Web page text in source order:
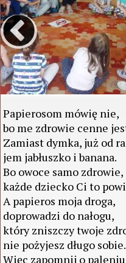
Papierosom mówię nie,
bo me zdrowie cenne
Zamiast dymka, już od
jem jabłuszko i banana.
Bo owoce samo zdrowie,
każde dziecko Ci to
A papieros moja droga,
doprowadzi do nałogu,
który zniszczy twoje
nie pożyjesz długo sobie.
Więc zapomnij o paleniu